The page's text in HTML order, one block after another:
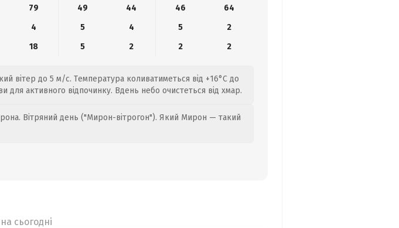
79 49 44 46
64
4 5 4 5
2
18 5 2 2 2
вітер до 5 м/с. Температура коливатиметься від +16°C до
для активного відпочинку. Вдень небо очистеться від хмар.
Вітряний день ("Мирон-вітрогон"). Який Мирон — такий
сьогодні